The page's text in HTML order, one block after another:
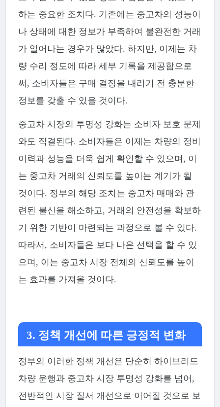
하는 중요한 조치다. 기존에는 중고차의 성능이
나 상태에 대한 정보가 부족하여 불완전한 거래
가 일어나는 경우가 많았다. 하지만, 이제는 차
량 수리 정도에 따라 세부 기록을 제공함으로
써, 소비자들은 구매 결정을 내리기 전 충분한
정보를 갖출 수 있을 것이다.
중고차 시장의 투명성 강화는 소비자 보호 문제
와도 직결된다. 소비자들은 이제는 차량의 정비
이력과 성능을 더욱 쉽게 확인할 수 있으며, 이
는 중고차 거래의 신뢰도를 높이는 계기가 될
것이다. 정부의 해당 조치는 중고차 매매와 관
련된 불신을 해소하고, 거래의 안전성을 확보하
기 위한 기반이 마련되는 과정으로 볼 수 있다.
따라서, 소비자들은 보다 나은 선택을 할 수 있
으며, 이는 중고차 시장 전체의 신뢰도를 높이
는 효과를 가져올 것이다.
3. 정책 개선에 따른 긍정적 변화
정부의 이러한 정책 개선은 단순히 하이브리드
차량 운행과 중고차 시장 투명성 강화를 넘어,
전반적인 시장 질서 개선으로 이어질 것으로 보